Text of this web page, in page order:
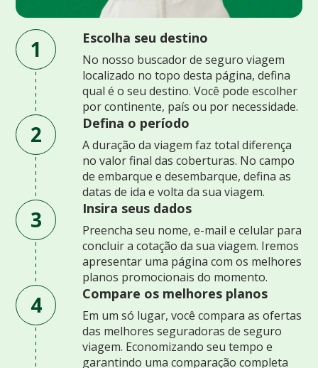
1 Escolha seu destino
No nosso buscador de seguro viagem
localizado no topo desta página, defina
qual é o seu destino. Você pode escolher
por continente, país ou por necessidade.
2 Defina o período
A duração da viagem faz total diferença
no valor final das coberturas. No campo
de embarque e desembarque, defina as
datas de ida e volta da sua viagem.
3 Insira seus dados
Preencha seu nome, e-mail e celular para
concluir a cotação da sua viagem. Iremos
apresentar uma página com os melhores
planos promocionais do momento.
4 Compare os melhores planos
Em um só lugar, você compara as ofertas
das melhores seguradoras de seguro
viagem. Economizando seu tempo e
garantindo uma comparação completa